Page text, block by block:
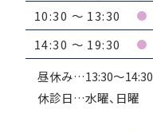
10:30 ～ 13:30
●
14:30 ～ 19:30 ●
昼休み…13:30～14:30
休診日…水曜、日曜